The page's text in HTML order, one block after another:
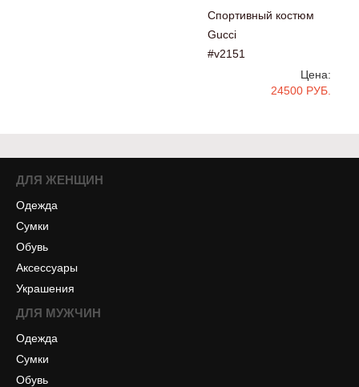
Спортивный костюм
Gucci
#v2151
Цена:
24500 РУБ.
ДЛЯ ЖЕНЩИН
Одежда
Сумки
Обувь
Аксессуары
Украшения
ДЛЯ МУЖЧИН
Одежда
Сумки
Обувь